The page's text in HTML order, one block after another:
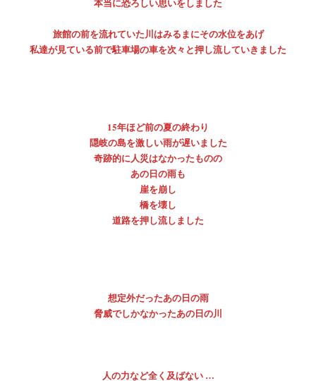
旅館の前を流れていた川はみるまにその水位をあげ
私達が見ている前で駐車場の車を次々と押し流していきました
15年ほど前の夏の終わり
隠岐の島を激しい雨が遅いました
奇跡的に人災はなかったものの
あの日の雨も
崖を崩し
橋を壊し
道路を押し流しました
想定外だったあの日の雨
脅威でしかなかったあの日の川
人の力など全く及ばない …